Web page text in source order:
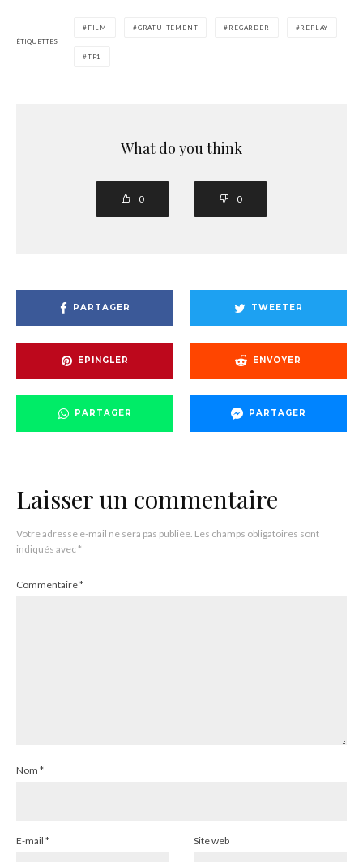
ÉTIQUETTES
FILM GRATUITEMENT REGARDER REPLAY
TF1
What do you think
0 0
PARTAGER TWEETER
EPINGLER ENVOYER
PARTAGER PARTAGER
Laisser un commentaire
Votre adresse e-mail ne sera pas publiée. Les champs obligatoires sont
indiqués avec*
Commentaire*
Nom *
E-mail * Site web